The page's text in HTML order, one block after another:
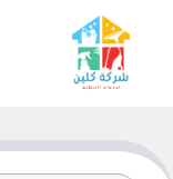
المحتوى